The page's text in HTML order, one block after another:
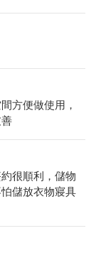
方便做使用，
很順利，儲物
儲放衣物寢具